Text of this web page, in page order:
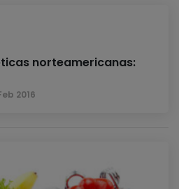
norteamericanas:
2016